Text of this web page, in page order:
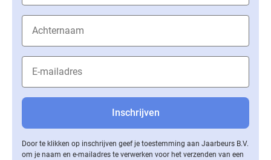
Door te klikken op inschrijven geef je toestemming aan Jaarbeurs B.V.
om je naam en e-mailadres te verwerken voor het verzenden van een